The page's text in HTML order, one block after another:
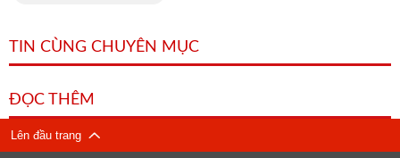
TIN CÙNG CHUYÊN MỤC
ĐỌC THÊM
Lên đầu trang